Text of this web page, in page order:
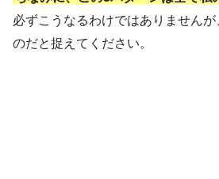
必ずこうなるわけではありません
のだと捉えてください。